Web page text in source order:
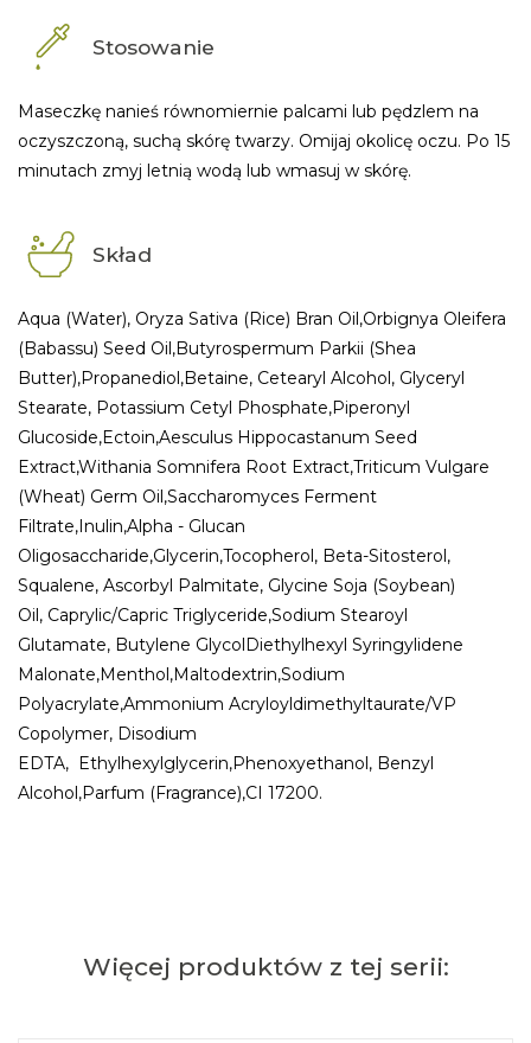
Stosowanie
Maseczkę nanieś równomiernie palcami lub pędzlem na
oczyszczoną, suchą skórę twarzy. Omijaj okolicę oczu. Po 15
minutach zmyj letnią wodą lub wmasuj w skórę.
Skład
Aqua (Water), Oryza Sativa (Rice) Bran Oil,Orbignya Oleifera
(Babassu) Seed Oil,Butyrospermum Parkii (Shea
Butter),Propanediol,Betaine, Cetearyl Alcohol, Glyceryl
Stearate, Potassium Cetyl Phosphate,Piperonyl
Glucoside,Ectoin,Aesculus Hippocastanum Seed
Extract,Withania Somnifera Root Extract,Triticum Vulgare
(Wheat) Germ Oil,Saccharomyces Ferment
Filtrate,Inulin,Alpha - Glucan
Oligosaccharide,Glycerin,Tocopherol, Beta-Sitosterol,
Squalene, Ascorbyl Palmitate, Glycine Soja (Soybean)
Oil, Caprylic/Capric Triglyceride,Sodium Stearoyl
Glutamate, Butylene GlycolDiethylhexyl Syringylidene
Malonate,Menthol,Maltodextrin,Sodium
Polyacrylate,Ammonium Acryloyldimethyltaurate/VP
Copolymer, Disodium
EDTA, Ethylhexylglycerin,Phenoxyethanol, Benzyl
Alcohol,Parfum (Fragrance),CI 17200.
Więcej produktów z tej serii: